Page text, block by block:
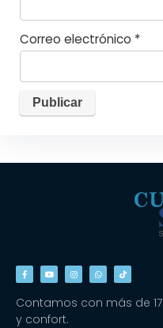
Correo electrónico *
Contamos con más de
y confort.